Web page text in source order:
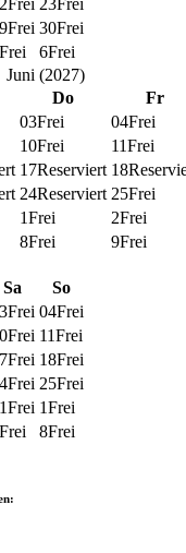
Frei 23Frei
Frei 30Frei
Frei 6Frei
Juni (2027)
Do
Fr
03Frei 04Frei
10Frei 11Frei
17Reserviert 18
24Reserviert 25Frei
1Frei 2Frei
8Frei 9Frei
Sa
So
Frei 04Frei
Frei 11Frei
Frei 18Frei
Frei 25Frei
Frei 1Frei
Frei 8Frei